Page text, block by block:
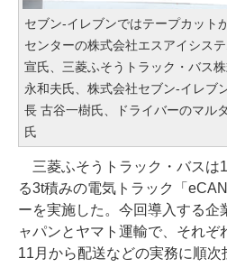
セブン-イレブンではテープカット
センターの株式会社エスアイシス
宣氏、三菱ふそうトラック・バス
永和夫氏、株式会社セブン-イレブ
長 古谷一樹氏、ドライバーのマル
氏
三菱ふそうトラック・バスは
る3t積みの電気トラック「
ーを実施した。今回導入する企
ャパンとヤマト運輸で、それぞ
11月から配送などの実務に順次